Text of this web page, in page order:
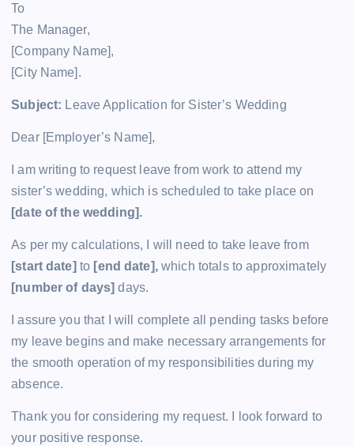
To
The Manager,
[Company Name],
[City Name].
Subject: Leave Application for Sister’s Wedding
Dear [Employer’s Name],
I am writing to request leave from work to attend my
sister’s wedding, which is scheduled to take place on
[date of the wedding].
As per my calculations, I will need to take leave from
[start date] to [end date],which totals to approximately
[number of days] days.
I assure you that I will complete all pending tasks before
my leave begins and make necessary arrangements for
the smooth operation of my responsibilities during my
absence.
Thank you for considering my request. I look forward to
your positive response.